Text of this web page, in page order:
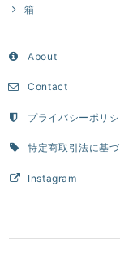
箱
About
Contact
プライバシーポリ
特定商取引法に基
Instagram